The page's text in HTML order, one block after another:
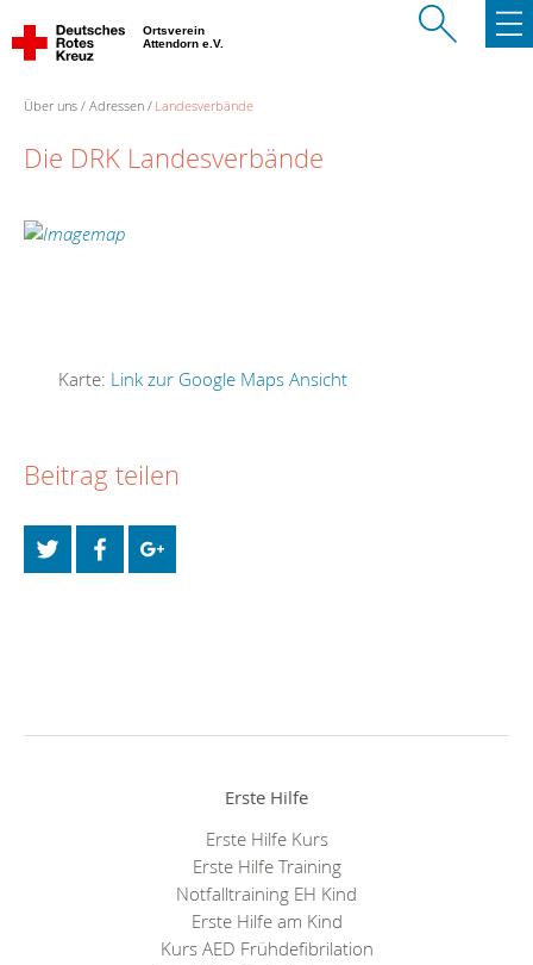
Ortsverein
Attendorn e.V.
Über uns Adressen Landesverbände
Die DRK Landesverbände
Karte: Link zur Google Maps Ansicht
Beitrag teilen
Erste Hilfe
Erste Hilfe Kurs
Erste Hilfe Training
Notfalltraining EH Kind
Erste Hilfe am Kind
Kurs AED Frühdefibrilation